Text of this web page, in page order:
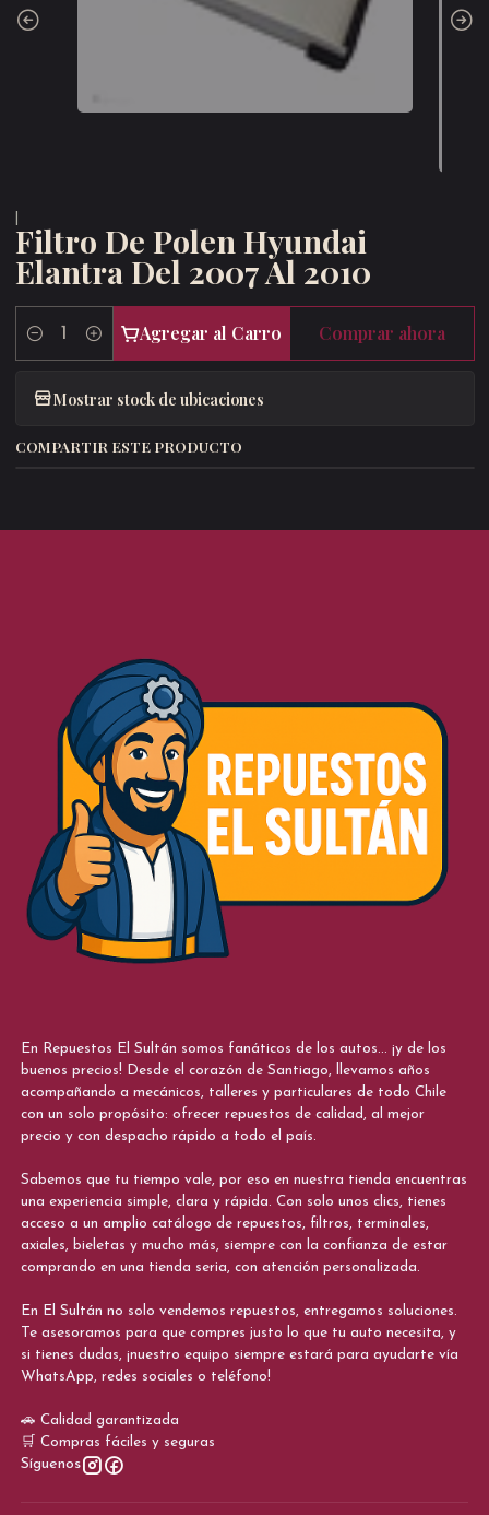
Filtro De Polen Hyundai
Elantra Del 2007 Al 2010
Cantidad
Agregar al Carro Comprar ahora
Mostrar stock de ubicaciones
COMPARTIR ESTE PRODUCTO
En Repuestos El Sultán somos fanáticos de los autos... ¡y de los
buenos precios! Desde el corazón de Santiago, llevamos años
acompañando a mecánicos, talleres y particulares de todo Chile
con un solo propósito: ofrecer repuestos de calidad, al mejor
precio y con despacho rápido a todo el país.
Sabemos que tu tiempo vale, por eso en nuestra tienda encuentras
una experiencia simple, clara y rápida. Con solo unos clics, tienes
acceso a un amplio catálogo de repuestos, filtros, terminales,
axiales, bieletas y mucho más, siempre con la confianza de estar
comprando en una tienda seria, con atención personalizada.
En El Sultán no solo vendemos repuestos, entregamos soluciones.
Te asesoramos para que compres justo lo que tu auto necesita, y
si tienes dudas, ¡nuestro equipo siempre estará para ayudarte vía
WhatsApp, redes sociales o teléfono!
🚗 Calidad garantizada
🛒 Compras fáciles y seguras
Síguenos